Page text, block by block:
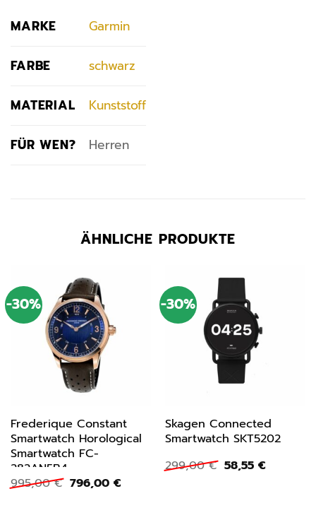
MARKE Garmin
FARBE schwarz
MATERIAL Kunststoff
FÜR WEN? Herren
ÄHNLICHE PRODUKTE
-30%
Frederique Constant
Smartwatch Horological
Smartwatch FC-
282AN5B4
995,00€ Ursprünglicher
Preis
796,00 €Aktueller
-30%
Skagen Connected
Smartwatch SKT5202
299,00€ Ursprünglicher
Preis
58,55 €Aktueller